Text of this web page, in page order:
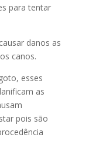
para tentar
danos as
canos.
esses
as
pois são